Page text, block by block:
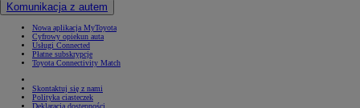
Komunikacja z autem
Nowa aplikacja MyToyota
Cyfrowy opiekun auta
Usługi Connected
Płatne subskrypcje
Toyota Connectivity Match
Skontaktuj się z nami
Polityka ciasteczek
Deklaracja dostępności